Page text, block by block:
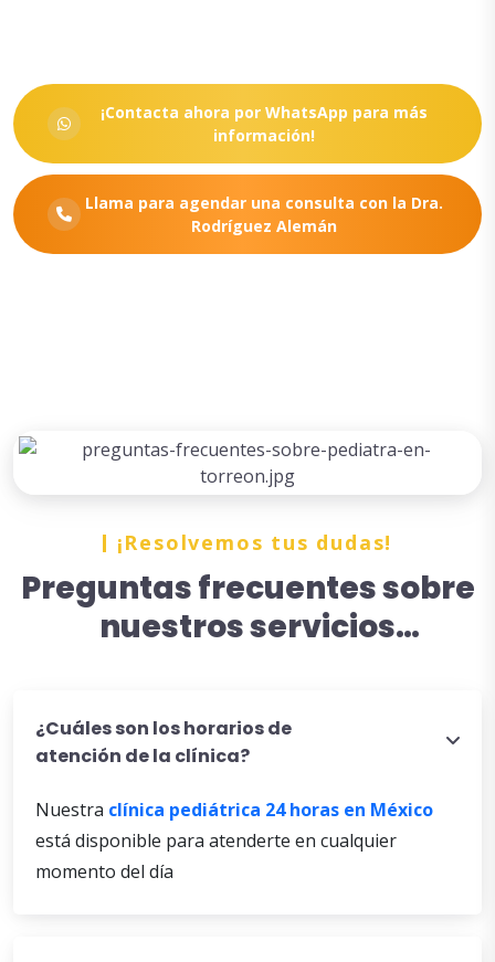
¡Contacta ahora por WhatsApp para más
información!
Llama para agendar una consulta con la Dra.
Rodríguez Alemán
¡Resolvemos tus dudas!
Preguntas frecuentes sobre
nuestros servicios
Torreón
¿Cuáles son los horarios de
atención de la clínica?
Nuestra clínica pediátrica 24 horas en México
está disponible para atenderte en cualquier
momento del día